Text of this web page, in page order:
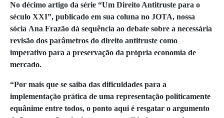
No décimo artigo da série “Um Direito Antitruste para o
século XXI”, publicado em sua coluna no JOTA, nossa
sócia Ana Frazão dá sequência ao debate sobre a necessária
revisão dos parâmetros do direito antitruste como
imperativo para a preservação da própria economia de
mercado.
“Por mais que se saiba das dificuldades para a
implementação prática de uma representação politicamente
equânime entre todos, o ponto aqui é resgatar o argumento